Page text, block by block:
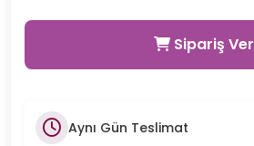
Sipariş Ver
Aynı Gün Teslimat